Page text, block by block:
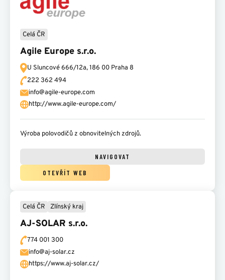
Celá ČR
Agile Europe s.r.o.
U Sluncové 666/12a,186 00 Praha 8
222 362 494
info@agile-europe.com
http://www.agile-europe.com/
Výroba polovodičů z obnovitelných zdrojů.
NAVIGOVAT
OTEVŘÍT WEB
Celá ČR Zlínský kraj
AJ-SOLAR s.r.o.
774 001 300
info@aj-solar.cz
https://www.aj-solar.cz/